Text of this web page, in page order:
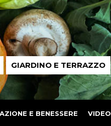
GIARDINO E TERRAZZO
E BENESSERE VIDEO